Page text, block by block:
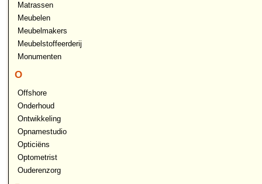
Matrassen
Meubelen
Meubelmakers
Meubelstoffeerderij
Monumenten
O
Offshore
Onderhoud
Ontwikkeling
Opnamestudio
Opticiëns
Optometrist
Ouderenzorg